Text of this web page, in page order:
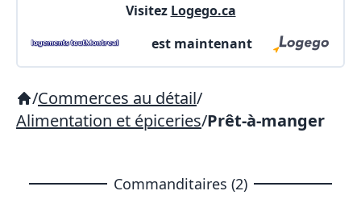
Visitez Logego.ca
est maintenant
/Commerces au détail/
Alimentation et épiceries/Prêt-à-manger
Commanditaires (2)
X Fermer Envoyez